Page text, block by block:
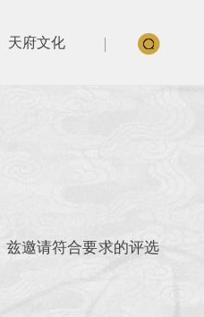
天府文化
兹邀请符合要求的评选